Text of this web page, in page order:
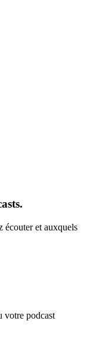
écouter et auxquels
votre podcast